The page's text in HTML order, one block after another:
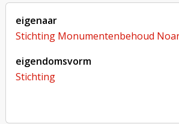
fotobericht
eigenaar
Stichting Monumentenbehoud
eigendomsvorm
Stichting